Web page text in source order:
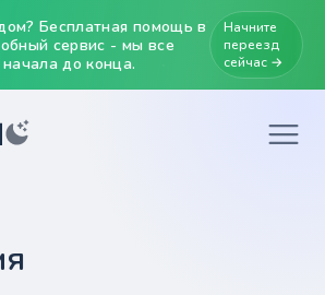
Бесплатная помощь в
сервис - мы все
до конца.
Начните
переезд
сейчас →